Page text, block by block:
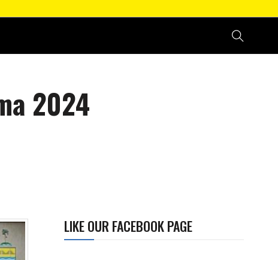
2024
LIKE OUR FACEBOOK PAGE